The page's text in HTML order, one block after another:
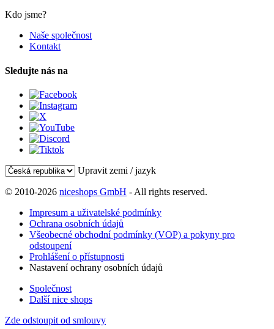
Kdo jsme?
Naše společnost
Kontakt
Sledujte nás na
Upravit zemi / jazyk
© 2010-2026 niceshops GmbH - All rights reserved.
Impresum a uživatelské podmínky
Ochrana osobních údajů
Všeobecné obchodní podmínky (VOP) a pokyny pro
odstoupení
Prohlášení o přístupnosti
Nastavení ochrany osobních údajů
Společnost
Další nice shops
Zde odstoupit od smlouvy